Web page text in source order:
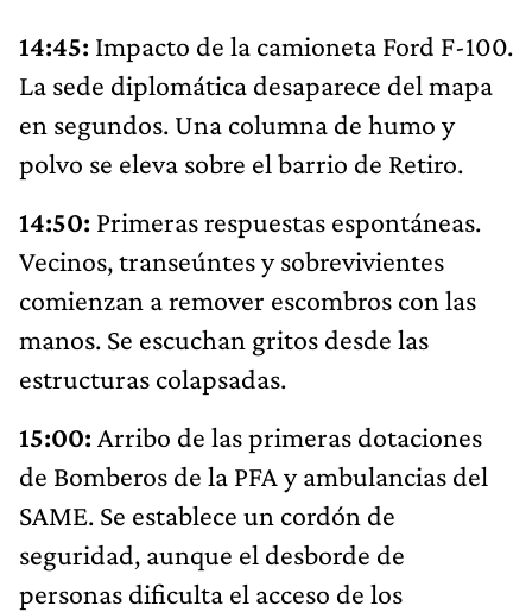
14:45: Impacto de la camioneta Ford F-100.
La sede diplomática desaparece del mapa
en segundos. Una columna de humo y
polvo se eleva sobre el barrio de Retiro.
14:50: Primeras respuestas espontáneas.
Vecinos, transeúntes y sobrevivientes
comienzan a remover escombros con las
manos. Se escuchan gritos desde las
estructuras colapsadas.
15:00: Arribo de las primeras dotaciones
de Bomberos de la PFA y ambulancias del
SAME. Se establece un cordón de
seguridad, aunque el desborde de
personas dificulta el acceso de los